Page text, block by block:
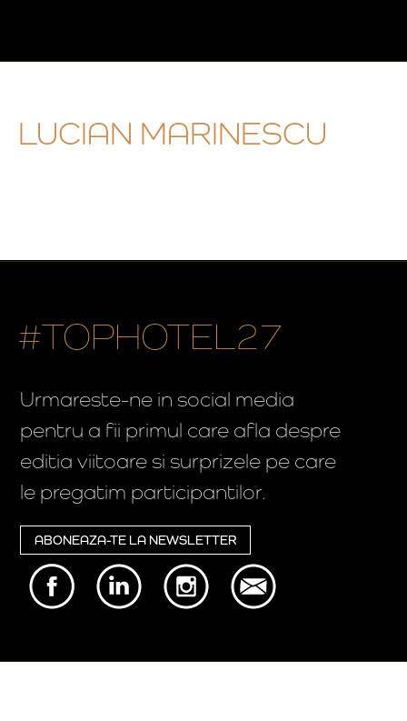
LUCIAN MARINESCU
#TOPHOTEL27
Urmareste-ne in social media
pentru a fii primul care afla despre
editia viitoare si surprizele pe care
le pregatim participantilor.
ABONEAZA-TE LA NEWSLETTER